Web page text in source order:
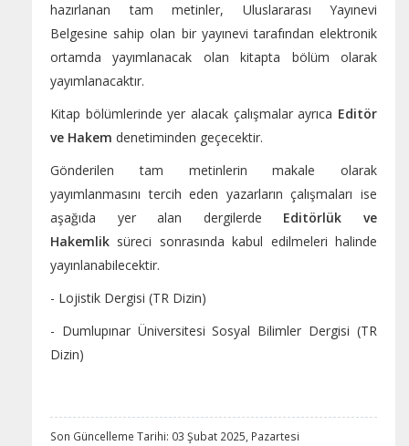
hazırlanan tam metinler, Uluslararası Yayınevi
Belgesine sahip olan bir yayınevi tarafından elektronik
ortamda yayımlanacak olan kitapta bölüm olarak
yayımlanacaktır.
Kitap bölümlerinde yer alacak çalışmalar ayrıca Editör
ve Hakem denetiminden geçecektir.
Gönderilen tam metinlerin makale olarak
yayımlanmasını tercih eden yazarların çalışmaları ise
aşağıda yer alan dergilerde Editörlük ve
Hakemlik süreci sonrasında kabul edilmeleri halinde
yayınlanabilecektir.
- Lojistik Dergisi (TR Dizin)
- Dumlupınar Üniversitesi Sosyal Bilimler Dergisi (TR
Dizin)
Son Güncelleme Tarihi: 03 Şubat 2025, Pazartesi